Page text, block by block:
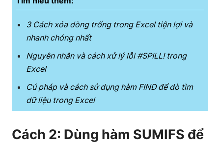
3 Cách xóa dòng trống trong Excel tiện lợi và
nhanh chóng nhất
Nguyên nhân và cách xử lý lỗi #SPILL! trong
Excel
Cú pháp và cách sử dụng hàm FIND để dò tìm
dữ liệu trong Excel
Cách 2: Dùng hàm SUMIFS để